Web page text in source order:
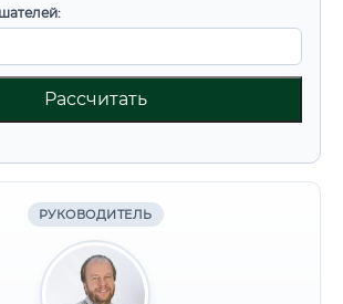
Рассчитать
РУКОВОДИТЕЛЬ